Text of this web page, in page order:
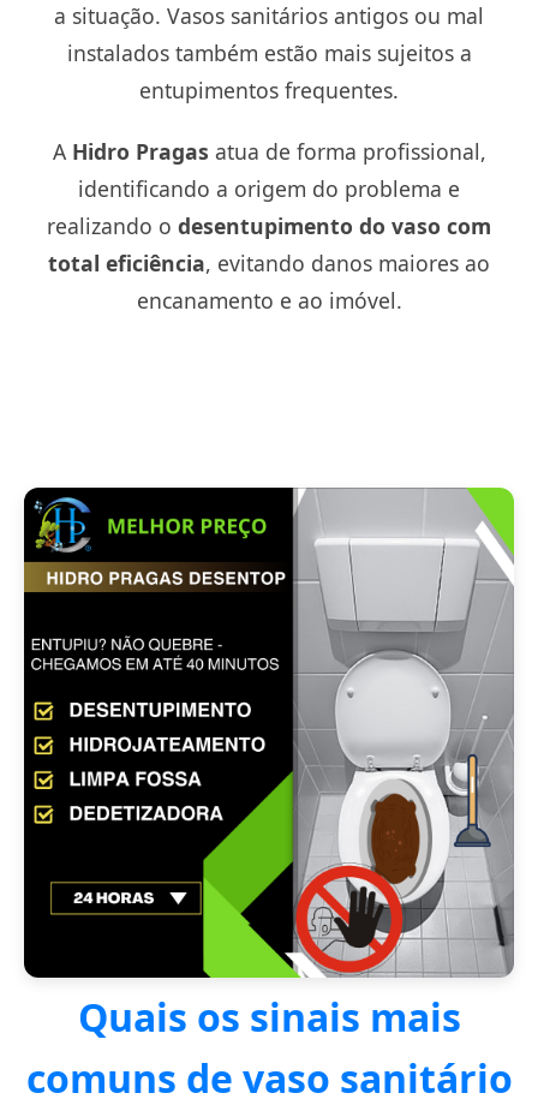
a situação. Vasos sanitários antigos ou mal
instalados também estão mais sujeitos a
entupimentos frequentes.
A Hidro Pragas atua de forma profissional,
identificando a origem do problema e
realizando o desentupimento do vaso com
total eficiência, evitando danos maiores ao
encanamento e ao imóvel.
Quais os sinais mais
comuns de vaso sanitário